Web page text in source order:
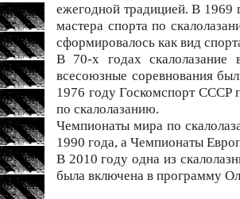
ежегодной традицией. В 1969
мастера спорта по
сформировалось как вид
В 70-х годах
всесоюзные соревнования
1976 году Госкомспорт СССР
по скалолазанию.
Чемпионаты мира по
1990 года, а Чемпионаты
В 2010 году одна из
была включена в программу